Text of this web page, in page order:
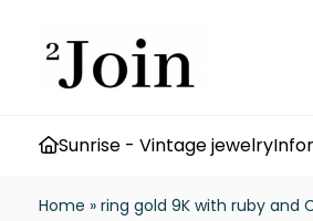
Sunrise - Vintage jewelry
Home » ring gold 9K with ruby and